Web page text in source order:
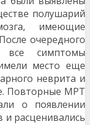
полушарий
имеющие
очередного
все симптомы
место еще
неврита и
Повторные МРТ
о появлении
и расценивались